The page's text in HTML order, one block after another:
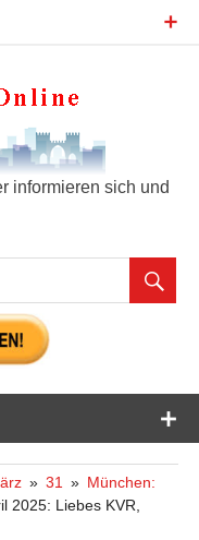
informieren sich und
31
München:
2025: Liebes KVR,